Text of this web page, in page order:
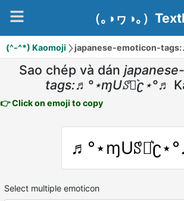
（｡◑ヮ◑｡）
(^-^*) Kaomoji japanese-emoticon-
Sao chép và dán
tags:♬°⋆ɱUꑄյ͛ʗ⋆°♬
👉 Click on emoji to copy
Select multiple emoticon